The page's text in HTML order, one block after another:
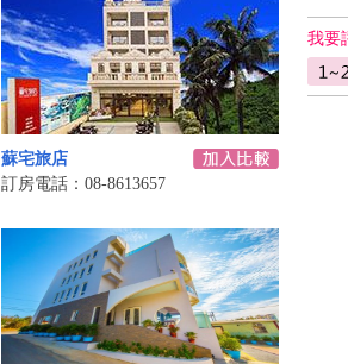
蘇宅旅店
訂房電話：08-8613657
我要